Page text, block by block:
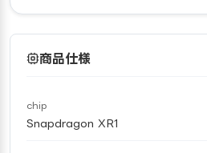
商品仕様
chip
Snapdragon XR1